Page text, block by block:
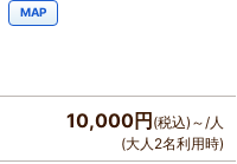
MAP
10,000円 (税込)～/人
(大人2名利用時)